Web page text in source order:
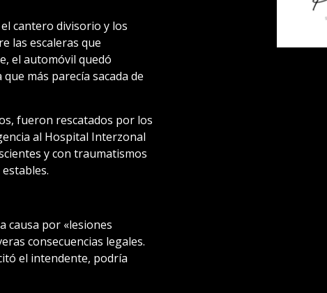
cantero divisorio y los
las escaleras que
el automóvil quedó
más parecía sacada de
fueron rescatados por los
al Hospital Interzonal
y con traumatismos
causa por «lesiones
consecuencias legales.
el intendente, podría